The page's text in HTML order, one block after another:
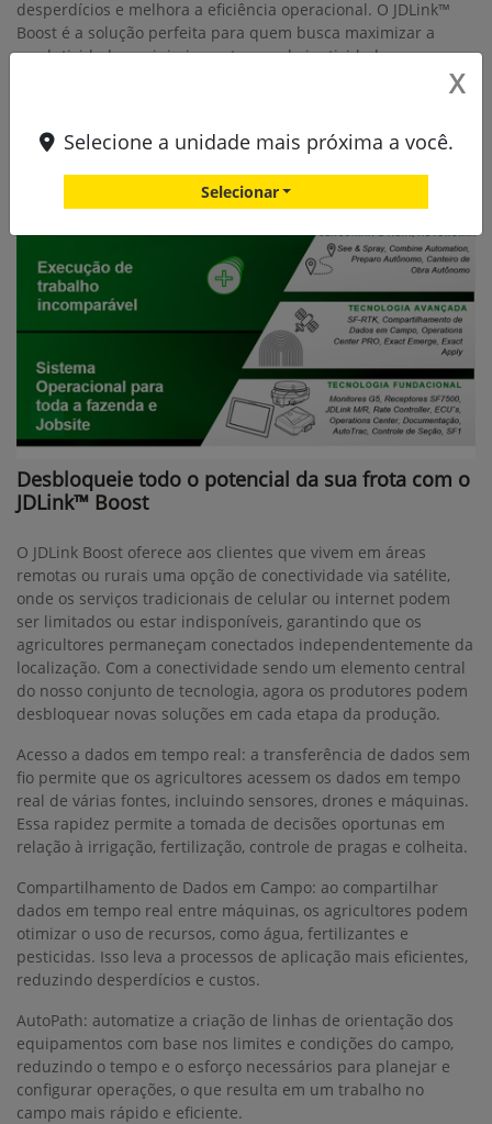
desperdícios e melhora a eficiência operacional. O JDLink™
Boost é a solução perfeita para quem busca maximizar a
produtividade e minimizar o tempo de inatividade.
Desbloqueie todo o potencial da sua frota com o
JDLink™ Boost
O JDLink Boost oferece aos clientes que vivem em áreas
remotas ou rurais uma opção de conectividade via satélite,
onde os serviços tradicionais de celular ou internet podem
ser limitados ou estar indisponíveis, garantindo que os
agricultores permaneçam conectados independentemente da
localização. Com a conectividade sendo um elemento central
do nosso conjunto de tecnologia, agora os produtores podem
desbloquear novas soluções em cada etapa da produção.
Acesso a dados em tempo real: a transferência de dados sem
fio permite que os agricultores acessem os dados em tempo
real de várias fontes, incluindo sensores, drones e máquinas.
Essa rapidez permite a tomada de decisões oportunas em
relação à irrigação, fertilização, controle de pragas e colheita.
Compartilhamento de Dados em Campo: ao compartilhar
dados em tempo real entre máquinas, os agricultores podem
otimizar o uso de recursos, como água, fertilizantes e
pesticidas. Isso leva a processos de aplicação mais eficientes,
reduzindo desperdícios e custos.
AutoPath: automatize a criação de linhas de orientação dos
equipamentos com base nos limites e condições do campo,
reduzindo o tempo e o esforço necessários para planejar e
configurar operações, o que resulta em um trabalho no
campo mais rápido e eficiente.
X
Selecione a unidade mais próxima a você.
Selecionar